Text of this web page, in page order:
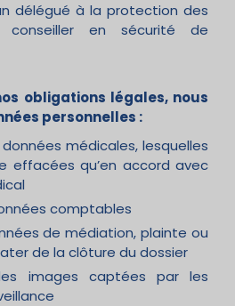
délégué à la protection des
conseiller en sécurité de
obligations légales, nous
personnelles :
médicales, lesquelles
effacées qu’en accord avec
comptables
de médiation, plainte ou
de la clôture du dossier
images captées par les